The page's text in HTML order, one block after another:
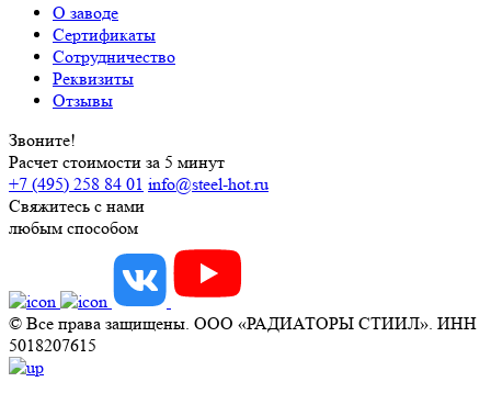
О заводе
Сертификаты
Сотрудничество
Реквизиты
Отзывы
Звоните!
Расчет стоимости за 5 минут
+7 (495) 258 84 01 info@steel-hot.ru
Свяжитесь с нами
любым способом
© Все права защищены. ООО «РАДИАТОРЫ СТИИЛ». ИНН
5018207615